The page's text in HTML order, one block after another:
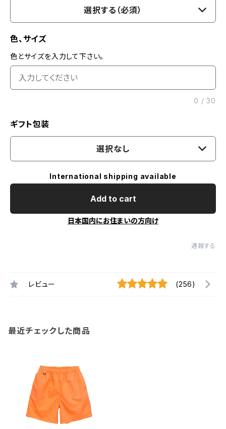
選択する（必須）
色、サイズ
色とサイズを入力して下さい。
0 /30
ギフト包装
選択なし
International shipping available
Add to cart
日本国内にお住まいの方向け
通報する
レビュー (256)
最近チェックした商品